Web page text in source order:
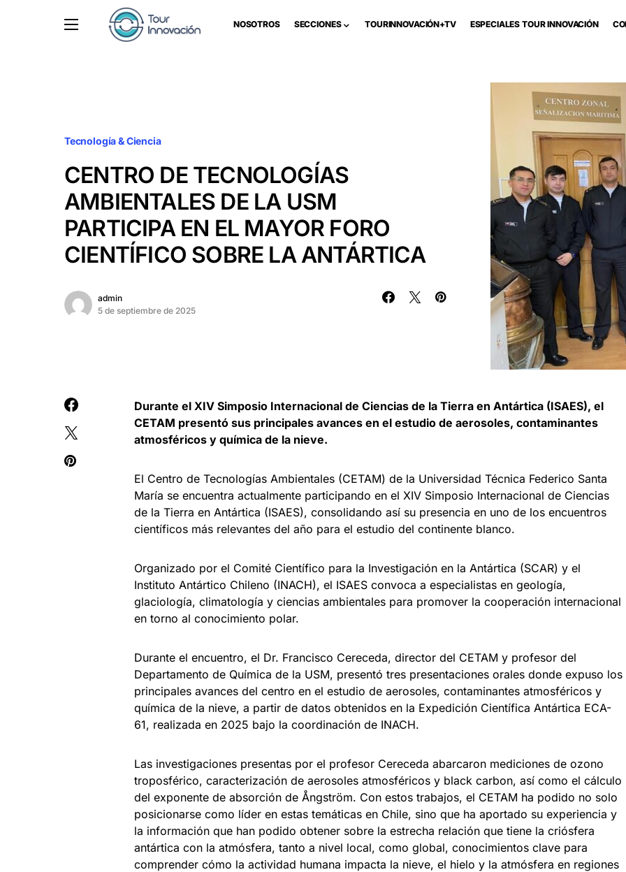
NOSOTROS SECCIONES TOURINNOVACIÓN+TV ESPECIALES TOUR INNOVACIÓN
Tecnología & Ciencia
CENTRO DE TECNOLOGÍAS
AMBIENTALES DE LA USM
PARTICIPA EN EL MAYOR FORO
CIENTÍFICO SOBRE LA ANTÁRTICA
admin
5 de septiembre de 2025
Durante el XIV Simposio Internacional de Ciencias de la Tierra en Antártica (ISAES), el
CETAM presentó sus principales avances en el estudio de aerosoles, contaminantes
atmosféricos y química de la nieve.
El Centro de Tecnologías Ambientales (CETAM) de la Universidad Técnica Federico Santa
María se encuentra actualmente participando en el XIV Simposio Internacional de Ciencias
de la Tierra en Antártica (ISAES), consolidando así su presencia en uno de los encuentros
científicos más relevantes del año para el estudio del continente blanco.
Organizado por el Comité Científico para la Investigación en la Antártica (SCAR) y el
Instituto Antártico Chileno (INACH), el ISAES convoca a especialistas en geología,
glaciología, climatología y ciencias ambientales para promover la cooperación internacional
en torno al conocimiento polar.
Durante el encuentro, el Dr. Francisco Cereceda, director del CETAM y profesor del
Departamento de Química de la USM, presentó tres presentaciones orales donde expuso los
principales avances del centro en el estudio de aerosoles, contaminantes atmosféricos y
química de la nieve, a partir de datos obtenidos en la Expedición Científica Antártica ECA-
61, realizada en 2025 bajo la coordinación de INACH.
Las investigaciones presentas por el profesor Cereceda abarcaron mediciones de ozono
troposférico, caracterización de aerosoles atmosféricos y black carbon, así como el cálculo
del exponente de absorción de Ångström. Con estos trabajos, el CETAM ha podido no solo
posicionarse como líder en estas temáticas en Chile, sino que ha aportado su experiencia y
la información que han podido obtener sobre la estrecha relación que tiene la criósfera
antártica con la atmósfera, tanto a nivel local, como global, conocimientos clave para
comprender cómo la actividad humana impacta la nieve, el hielo y la atmósfera en regiones